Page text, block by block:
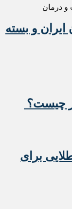
درمان
ایران و بسته
چیست؟
طلایی برای